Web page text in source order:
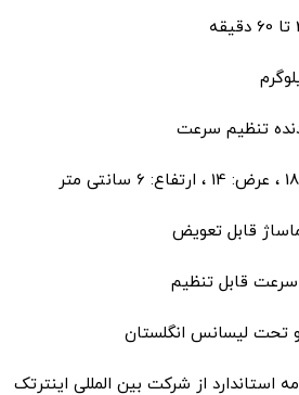
لیسانس انگلستان
استاندارد از شرکت بین المللی اینترتک